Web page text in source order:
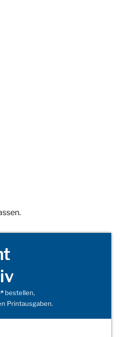
bestellen,
Printausgaben.